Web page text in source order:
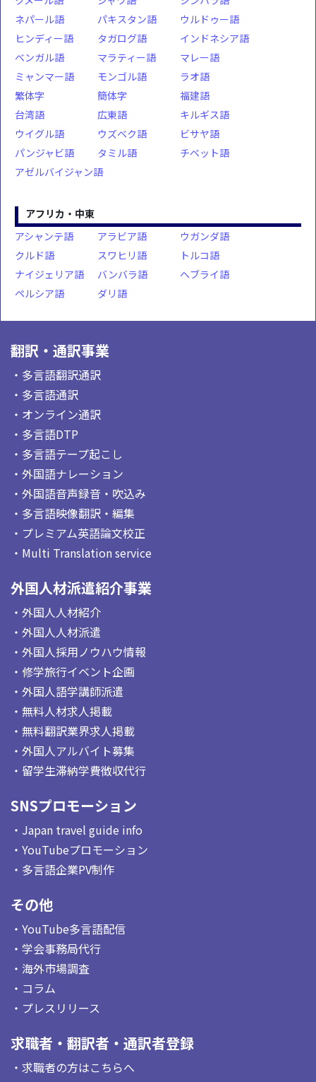
ネパール語
パキスタン語
ウルドゥー語
ヒンディー語
タガログ語
インドネシア語
ベンガル語
マラティー語
マレー語
ミャンマー語
モンゴル語
ラオ語
繁体字
簡体字
福建語
台湾語
広東語
キルギス語
ウイグル語
ウズベク語
ビサヤ語
パンジャビ語
タミル語
チベット語
アゼルバイジャン語
アフリカ・中東
アシャンテ語
アラビア語
ウガンダ語
クルド語
スワヒリ語
トルコ語
ナイジェリア語
バンバラ語
ヘブライ語
ペルシア語
ダリ語